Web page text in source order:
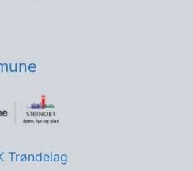
Trøndelag